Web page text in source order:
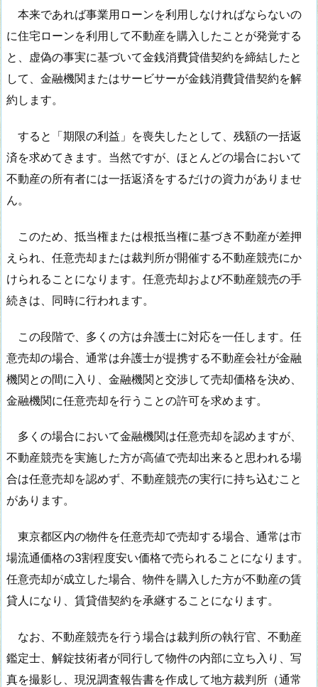
本来であれば事業用ローンを利用しなければならないの
に住宅ローンを利用して不動産を購入したことが発覚する
と、虚偽の事実に基づいて金銭消費貸借契約を締結したと
して、金融機関またはサービサーが金銭消費貸借契約を解
約します。
すると「期限の利益」を喪失したとして、残額の一括返
済を求めてきます。当然ですが、ほとんどの場合において
不動産の所有者には一括返済をするだけの資力がありませ
ん。
このため、抵当権または根抵当権に基づき不動産が差押
えられ、任意売却または裁判所が開催する不動産競売にか
けられることになります。任意売却および不動産競売の手
続きは、同時に行われます。
この段階で、多くの方は弁護士に対応を一任します。任
意売却の場合、通常は弁護士が提携する不動産会社が金融
機関との間に入り、金融機関と交渉して売却価格を決め、
金融機関に任意売却を行うことの許可を求めます。
多くの場合において金融機関は任意売却を認めますが、
不動産競売を実施した方が高値で売却出来ると思われる場
合は任意売却を認めず、不動産競売の実行に持ち込むこと
があります。
東京都区内の物件を任意売却で売却する場合、通常は市
場流通価格の3割程度安い価格で売られることになります。
任意売却が成立した場合、物件を購入した方が不動産の賃
貸人になり、賃貸借契約を承継することになります。
なお、不動産競売を行う場合は裁判所の執行官、不動産
鑑定士、解錠技術者が同行して物件の内部に立ち入り、写
真を撮影し、現況調査報告書を作成して地方裁判所（通常